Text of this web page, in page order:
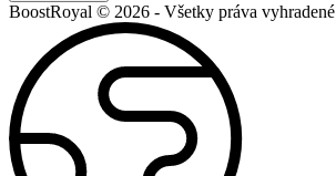
BoostRoyal © 2026 - Všetky práva vyhradené